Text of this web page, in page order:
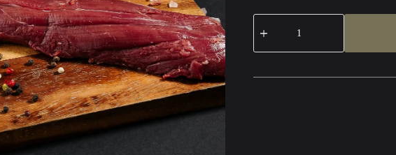
produkto
kiekis:
išpjova
rūšis)